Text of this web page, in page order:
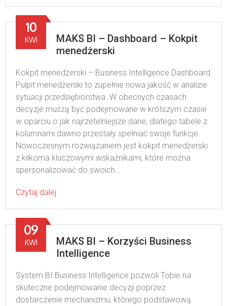
MAKS BI – Dashboard – Kokpit
menedżerski
10
KWI
Kokpit menedżerski – Business Intelligence Dashboard
Pulpit menedżerski to zupełnie nowa jakość w analizie
sytuacji przedsiębiorstwa. W obecnych czasach
decyzje muszą być podejmowane w krótszym czasie
w oparciu o jak najrzetelniejsze dane, dlatego tabele z
kolumnami dawno przestały spełniać swoje funkcje.
Nowoczesnym rozwiązaniem jest kokpit menedżerski
z kilkoma kluczowymi wskaźnikami, które można
spersonalizować do swoich…
Czytaj dalej
MAKS BI – Korzyści Business
Intelligence
09
KWI
System BI Business Intelligence pozwoli Tobie na
skuteczne podejmowanie decyzji poprzez
dostarczenie mechanizmu, którego podstawową